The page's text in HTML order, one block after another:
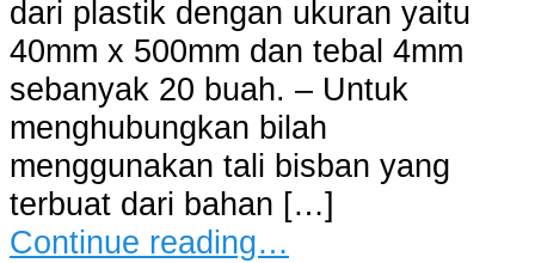
dari plastik dengan ukuran yaitu
40mm x 500mm dan tebal 4mm
sebanyak 20 buah. – Untuk
menghubungkan bilah
menggunakan tali bisban yang
terbuat dari bahan […]
Continue reading…